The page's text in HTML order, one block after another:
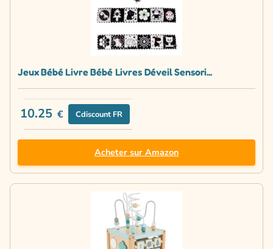
Jeux Bébé Livre Bébé Livres Déveil Sensori...
10.25 € Cdiscount FR
Acheter sur Amazon